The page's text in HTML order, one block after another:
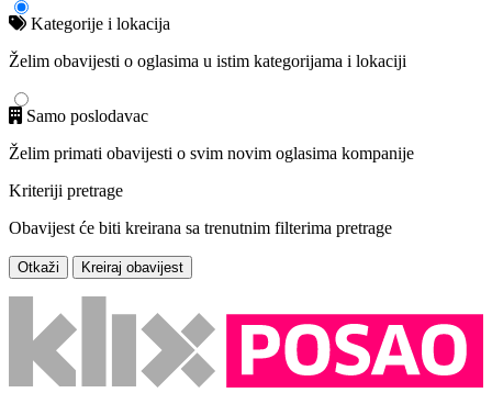
Kategorije i lokacija
Želim obavijesti o oglasima u istim kategorijama i lokaciji
Samo poslodavac
Želim primati obavijesti o svim novim oglasima kompanije
Kriteriji pretrage
Obavijest će biti kreirana sa trenutnim filterima pretrage
Otkaži Kreiraj obavijest